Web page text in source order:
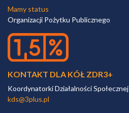
Mamy status
Organizacji Pożytku Publicznego
KONTAKT DLA KÓŁ ZDR3+
Koordynatorki Działalności Społecznej
kds@3plus.pl